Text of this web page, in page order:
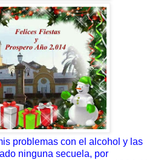
problemas con el al cohol y las
ninguna secuela, por